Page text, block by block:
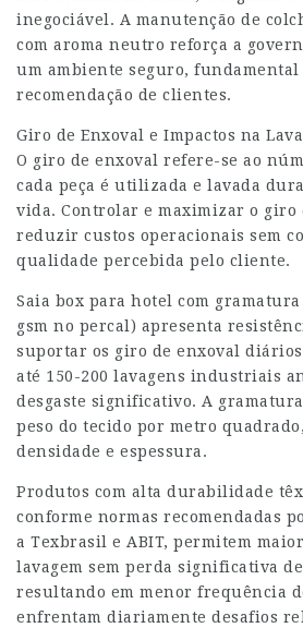
inegociável. A manutenção de
com aroma neutro reforça a
um ambiente seguro, fundamental
recomendação de clientes.
Giro de Enxoval e Impactos na
O giro de enxoval refere-se ao
cada peça é utilizada e lavada
vida. Controlar e maximizar o giro
reduzir custos operacionais sem
qualidade percebida pelo cliente.
Saia box para hotel com gramatura
gsm no percal) apresenta
suportar os giro de enxoval
até 150-200 lavagens industriais
desgaste significativo. A
peso do tecido por metro
densidade e espessura.
Produtos com alta durabilidade
conforme normas recomendadas
a Texbrasil e ABIT, permitem
lavagem sem perda significativa
resultando em menor frequência
enfrentam diariamente desafios